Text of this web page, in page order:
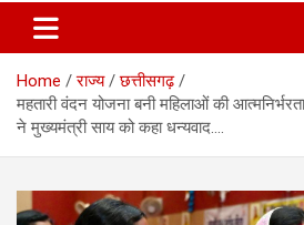
Home राज्य
छत्तीसगढ़
महतारी वंदन योजना बनी महिलाओं की
ने मुख्यमंत्री साय को कहा धन्यवाद….